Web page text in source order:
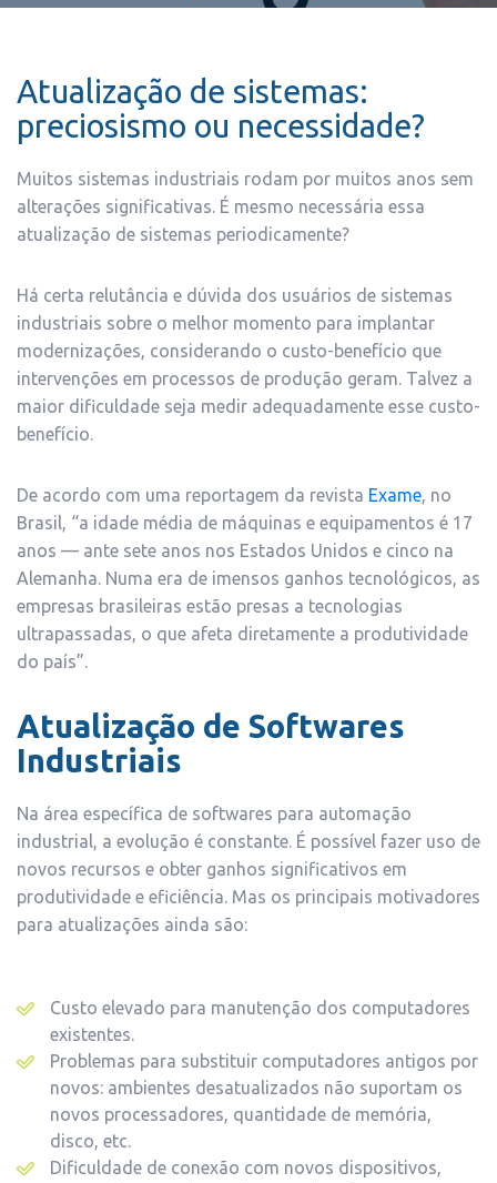
Atualização de sistemas:
preciosismo ou necessidade?
Muitos sistemas industriais rodam por muitos anos sem
alterações significativas. É mesmo necessária essa
atualização de sistemas periodicamente?
Há certa relutância e dúvida dos usuários de sistemas
industriais sobre o melhor momento para implantar
modernizações, considerando o custo-benefício que
intervenções em processos de produção geram. Talvez a
maior dificuldade seja medir adequadamente esse custo-
benefício.
De acordo com uma reportagem da revista Exame, no
Brasil, “a idade média de máquinas e equipamentos é 17
anos — ante sete anos nos Estados Unidos e cinco na
Alemanha. Numa era de imensos ganhos tecnológicos, as
empresas brasileiras estão presas a tecnologias
ultrapassadas, o que afeta diretamente a produtividade
do país”.
Atualização de Softwares
Industriais
Na área específica de softwares para automação
industrial, a evolução é constante. É possível fazer uso de
novos recursos e obter ganhos significativos em
produtividade e eficiência. Mas os principais motivadores
para atualizações ainda são:
Custo elevado para manutenção dos computadores
existentes.
Problemas para substituir computadores antigos por
novos: ambientes desatualizados não suportam os
novos processadores, quantidade de memória,
disco, etc.
Dificuldade de conexão com novos dispositivos,